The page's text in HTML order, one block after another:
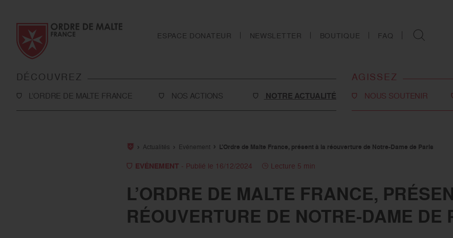
ESPACE DONATEUR NEWSLETTER BOUTIQUE FAQ
DÉCOUVREZ
L’ORDRE DE MALTE FRANCE
Notre présence à l’international
NOS ACTIONS
Toutes nos actions
NOTRE ACTUALITÉ
AGISSEZ
NOUS SOUTENIR
assurances-vie
Tous les moyens de nous
soutenir
Actualités Evénement L’Ordre de Malte France, présent à la réouverture de Notre-Dame de Paris
EVÉNEMENT - Publié le 16/12/2024 Lecture 5 min
L’ORDRE DE MALTE FRANCE,
RÉOUVERTURE DE NOTRE-DAME DE